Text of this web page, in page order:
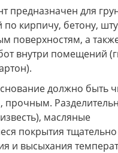
предназначен для
по кирпичу, бетону,
поверхностям, а
внутри помещений
должно быть
прочным.
масляные
покрытия тщательно
и высыхания